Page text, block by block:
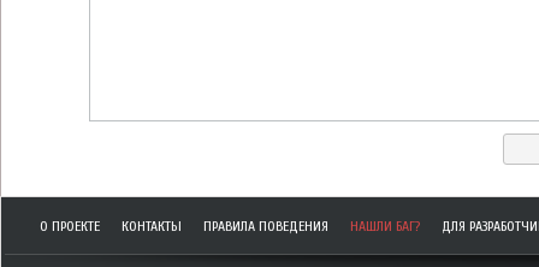
О ПРОЕКТЕ КОНТАКТЫ ПРАВИЛА ПОВЕДЕНИЯ НАШЛИ БАГ? ДЛЯ